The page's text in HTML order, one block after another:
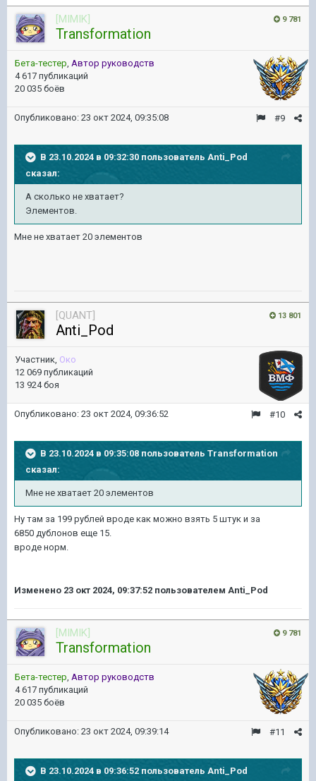
9 781
[MIMIK]
Transformation
Бета-тестер, Автор руководств
4 617 публикаций
20 035 боёв
#9
Опубликовано: 23 окт 2024, 09:35:08
В 23.10.2024 в 09:32:30 пользователь Anti_Pod
сказал:
А сколько не хватает?
Элементов.
Мне не хватает 20 элементов
13 801
[QUANT]
Anti_Pod
Участник, Око
12 069 публикаций
13 924 боя
#10
Опубликовано: 23 окт 2024, 09:36:52
В 23.10.2024 в 09:35:08 пользователь Transformation
сказал:
Мне не хватает 20 элементов
Ну там за 199 рублей вроде как можно взять 5 штук и за
6850 дублонов еще 15.
вроде норм.
Изменено 23 окт 2024, 09:37:52 пользователем Anti_Pod
9 781
[MIMIK]
Transformation
Бета-тестер, Автор руководств
4 617 публикаций
20 035 боёв
#11
Опубликовано: 23 окт 2024, 09:39:14
В 23.10.2024 в 09:36:52 пользователь Anti_Pod